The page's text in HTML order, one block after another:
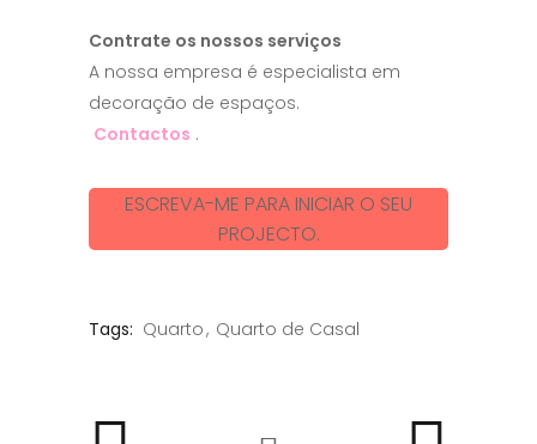
Contrate os nossos serviços
A nossa empresa é especialista em
decoração de espaços.
Contactos .
ESCREVA-ME PARA INICIAR O SEU
PROJECTO.
Tags: Quarto Quarto de Casal